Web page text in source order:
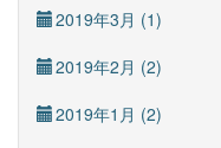
2019年3月 (1)
2019年2月 (2)
2019年1月 (2)